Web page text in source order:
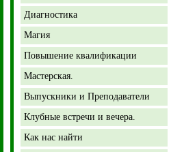
Диагностика
Магия
Повышение квалификации
Мастерская.
Выпускники и Преподаватели
Клубные встречи и вечера.
Как нас найти